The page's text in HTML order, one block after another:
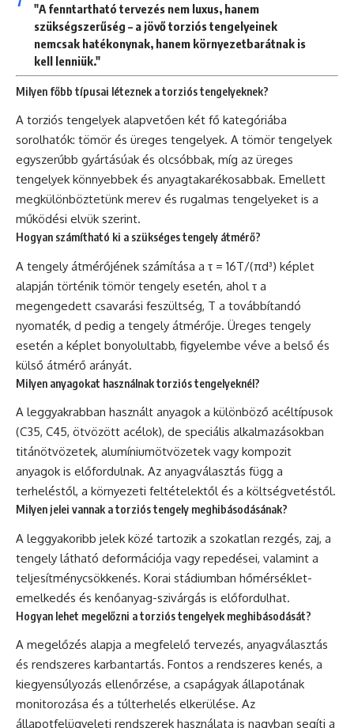
"A fenntartható tervezés nem luxus, hanem
szükségszerűség – a jövő torziós tengelyeinek
nemcsak hatékonynak, hanem környezetbarátnak is
kell lenniük."
Milyen főbb típusai léteznek a torziós tengelyeknek?
A torziós tengelyek alapvetően két fő kategóriába
sorolhatók: tömör és üreges tengelyek. A tömör tengelyek
egyszerűbb gyártásúak és olcsóbbak, míg az üreges
tengelyek könnyebbek és anyagtakarékosabbak. Emellett
megkülönböztetünk merev és rugalmas tengelyeket is a
működési elvük szerint.
Hogyan számítható ki a szükséges tengely átmérő?
A tengely átmérőjének számítása a τ = 16T/(πd³) képlet
alapján történik tömör tengely esetén, ahol τ a
megengedett csavarási feszültség, T a továbbítandó
nyomaték, d pedig a tengely átmérője. Üreges tengely
esetén a képlet bonyolultabb, figyelembe véve a belső és
külső átmérő arányát.
Milyen anyagokat használnak torziós tengelyeknél?
A leggyakrabban használt anyagok a különböző acéltípusok
(C35, C45, ötvözött acélok), de speciális alkalmazásokban
titánötvözetek, alumíniumötvözetek vagy kompozit
anyagok is előfordulnak. Az anyagválasztás függ a
terheléstől, a környezeti feltételektől és a költségvetéstől.
Milyen jelei vannak a torziós tengely meghibásodásának?
A leggyakoribb jelek közé tartozik a szokatlan rezgés, zaj, a
tengely látható deformációja vagy repedései, valamint a
teljesítménycsökkenés. Korai stádiumban hőmérséklet-
emelkedés és kenőanyag-szivárgás is előfordulhat.
Hogyan lehet megelőzni a torziós tengelyek meghibásodását?
A megelőzés alapja a megfelelő tervezés, anyagválasztás
és rendszeres karbantartás. Fontos a rendszeres kenés, a
kiegyensúlyozás ellenőrzése, a csapágyak állapotának
monitorozása és a túlterhelés elkerülése. Az
állapotfelügyeleti rendszerek használata is nagyban segíti a